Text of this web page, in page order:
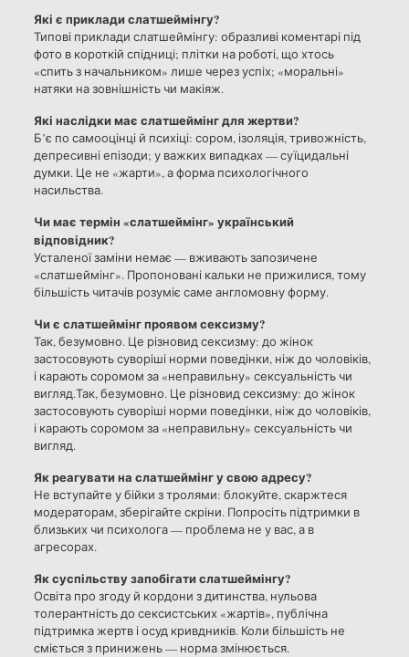
Які є приклади слатшеймінгу?
Типові приклади слатшеймінгу: образливі коментарі під
фото в короткій спідниці; плітки на роботі, що хтось
«спить з начальником» лише через успіх; «моральні»
натяки на зовнішність чи макіяж.
Які наслідки має слатшеймінг для жертви?
Б’є по самооцінці й психіці: сором, ізоляція, тривожність,
депресивні епізоди; у важких випадках — суїцидальні
думки. Це не «жарти», а форма психологічного
насильства.
Чи має термін «слатшеймінг» український
відповідник?
Усталеної заміни немає — вживають запозичене
«слатшеймінг». Пропоновані кальки не прижилися, тому
більшість читачів розуміє саме англомовну форму.
Чи є слатшеймінг проявом сексизму?
Так, безумовно. Це різновид сексизму: до жінок
застосовують суворіші норми поведінки, ніж до чоловіків,
і карають соромом за «неправильну» сексуальність чи
вигляд.Так, безумовно. Це різновид сексизму: до жінок
застосовують суворіші норми поведінки, ніж до чоловіків,
і карають соромом за «неправильну» сексуальність чи
вигляд.
Як реагувати на слатшеймінг у свою адресу?
Не вступайте у бійки з тролями: блокуйте, скаржтеся
модераторам, зберігайте скріни. Попросіть підтримки в
близьких чи психолога — проблема не у вас, а в
агресорах.
Як суспільству запобігати слатшеймінгу?
Освіта про згоду й кордони з дитинства, нульова
толерантність до сексистських «жартів», публічна
підтримка жертв і осуд кривдників. Коли більшість не
сміється з принижень — норма змінюється.